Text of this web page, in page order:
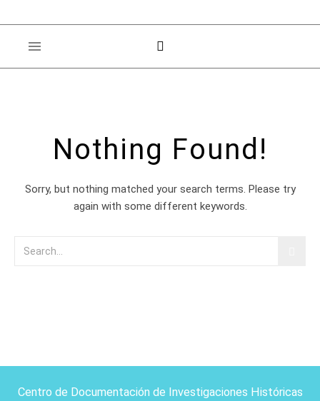
Nothing Found!
Sorry, but nothing matched your search terms. Please try
again with some different keywords.
Centro de Documentación de Investigaciones Históricas